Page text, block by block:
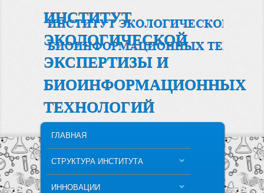
ИНСТИТУТ
ЭКОЛОГИЧЕСКОЙ
ЭКСПЕРТИЗЫ И
БИОИНФОРМАЦИОННЫХ
ТЕХНОЛОГИЙ
SKIP TO PRIMARY CONTENT
SKIP TO SECONDARY CONTENT
ГЛАВНАЯ
СТРУКТУРА ИНСТИТУТА
ИННОВАЦИИ